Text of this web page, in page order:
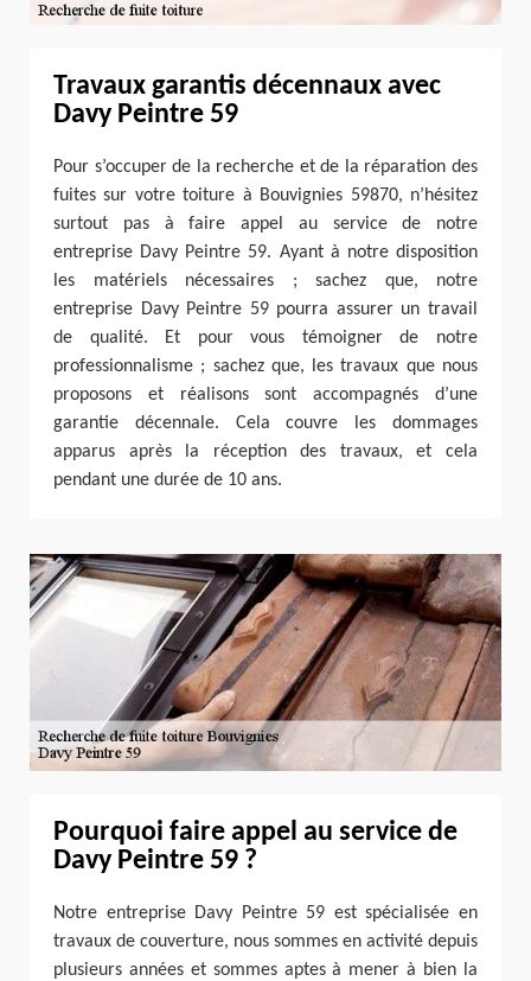
Travaux garantis décennaux avec
Davy Peintre 59
Pour s’occuper de la recherche et de la réparation des
fuites sur votre toiture à Bouvignies 59870, n’hésitez
surtout pas à faire appel au service de notre
entreprise Davy Peintre 59. Ayant à notre disposition
les matériels nécessaires ; sachez que, notre
entreprise Davy Peintre 59 pourra assurer un travail
de qualité. Et pour vous témoigner de notre
professionnalisme ; sachez que, les travaux que nous
proposons et réalisons sont accompagnés d’une
garantie décennale. Cela couvre les dommages
apparus après la réception des travaux, et cela
pendant une durée de 10 ans.
Pourquoi faire appel au service de
Davy Peintre 59 ?
Notre entreprise Davy Peintre 59 est spécialisée en
travaux de couverture, nous sommes en activité depuis
plusieurs années et sommes aptes à mener à bien la